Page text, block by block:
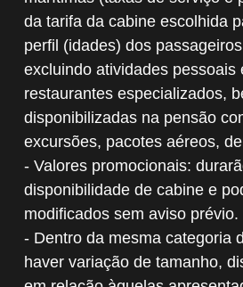
da tarifa da cabine escolhida
perfil (idades) dos
excluindo atividades pessoais
restaurantes especializados,
disponibilizadas na pensão
excursões, pacotes aéreos,
- Valores promocionais:
disponibilidade de cabine e
modificados sem aviso prévio.
- Dentro da mesma categoria
haver variação de tamanho,